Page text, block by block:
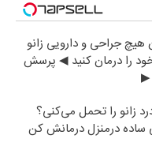
هیچ جراحی و دارویی زانو
را درمان کنید ◀ پرسش
▶
زانو را تحمل می‌کنی؟
ساده درمنزل درمانش کن